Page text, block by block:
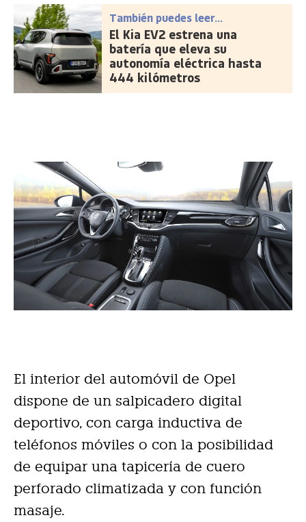
También puedes leer...
El Kia EV2 estrena una
batería que eleva su
autonomía eléctrica hasta
444 kilómetros
El interior del automóvil de Opel
dispone de un salpicadero digital
deportivo, con carga inductiva de
teléfonos móviles o con la posibilidad
de equipar una tapicería de cuero
perforado climatizada y con función
masaje.